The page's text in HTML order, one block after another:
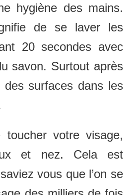
hygiène des mains.
de se laver les
20 secondes avec
savon. Surtout après
des surfaces dans les
votre visage,
et nez. Cela est
vous que l’on se